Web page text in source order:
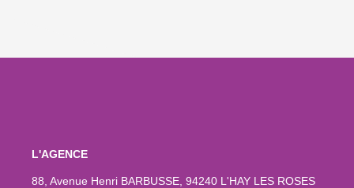
L'AGENCE
88, Avenue Henri BARBUSSE, 94240 L'HAY LES ROSES